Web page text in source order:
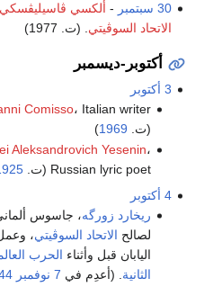
30 سبتمبر
- ألكسي ڤاسيليڤسكي
الاتحاد السوڤيتي. (ت. 1977)
أكتوبر-ديسمبر
3 أكتوبر
Comisso، Italian writer
(ت. 1969
)
Aleksandrovich Yesenin،
Russian lyric poet (ت.
4 أكتوبر
ريخارد زورگه، جاسوس
لصالح الاتحاد السوڤيتي،
اليابان قبل وأثناء الحرب
الثانية. (أعدِم في 7 نوفمبر